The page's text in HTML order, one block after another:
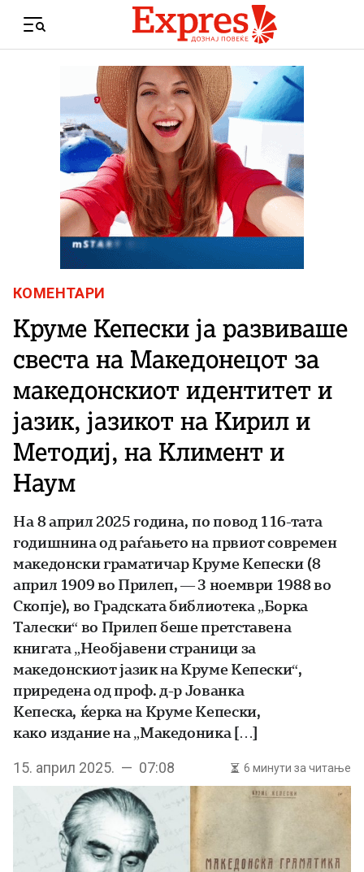
Menu
КОМЕНТАРИ
Круме Кепески ја развиваше
свеста на Македонецот за
македонскиот идентитет и
јазик, јазикот на Кирил и
Методиј, на Климент и
Наум
На 8 април 2025 година, по повод 116-тата
годишнина од раѓањето на првиот современ
македонски граматичар Круме Кепески (8
април 1909 во Прилеп, — 3 ноември 1988 во
Скопје), во Градската библиотека „Борка
Талески“ во Прилеп беше претставена
книгата „Необјавени страници за
македонскиот јазик на Круме Кепески“,
приредена од проф. д-р Јованка
Кепеска, ќерка на Круме Кепески,
како издание на „Македоника […]
15. април 2025. — 07:08 6 минути за читање